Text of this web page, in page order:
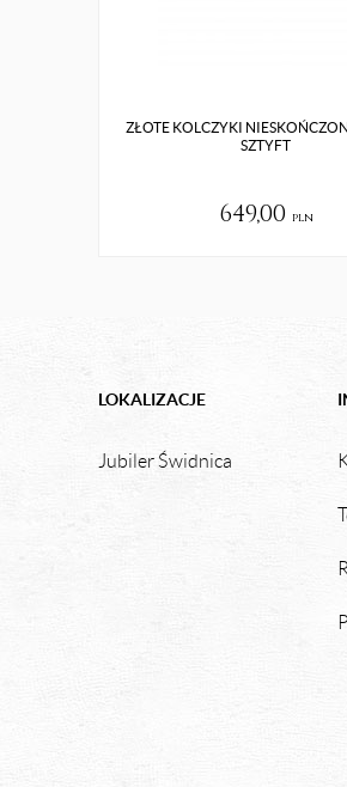
ZŁOTE KOLCZYKI
SZTYFT
649,00 pln
LOKALIZACJE
Jubiler Świdnica